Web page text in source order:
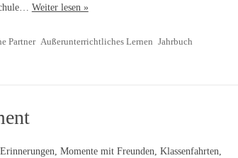
Weiter lesen »
Partner Außerunterrichtliches Lernen Jahrbuch
Momente mit Freunden, Klassenfahrten,